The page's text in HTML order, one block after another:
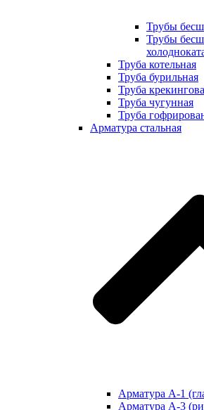
Трубы
Трубы
Труба котельная
Труба бурильная
Труба
Труба чугунная
Труба
Арматура стальная
Арматура А-1
Арматура А-3